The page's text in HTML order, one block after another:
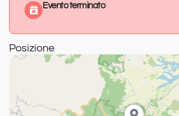
Evento terminato
Posizione